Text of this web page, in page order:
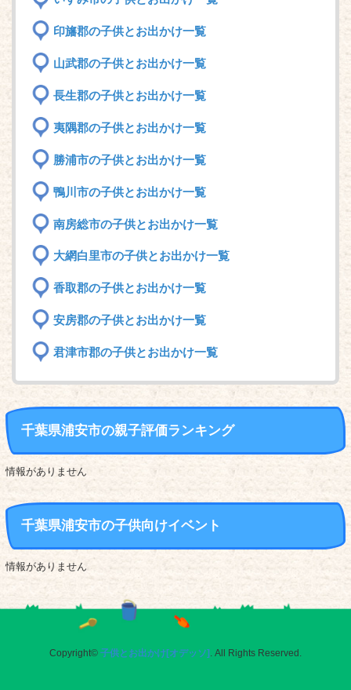
印旛郡の子供とお出かけ一覧
山武郡の子供とお出かけ一覧
長生郡の子供とお出かけ一覧
夷隅郡の子供とお出かけ一覧
勝浦市の子供とお出かけ一覧
鴨川市の子供とお出かけ一覧
南房総市の子供とお出かけ一覧
大網白里市の子供とお出かけ一覧
香取郡の子供とお出かけ一覧
安房郡の子供とお出かけ一覧
君津市郡の子供とお出かけ一覧
千葉県浦安市の親子評価ランキング
情報がありません
千葉県浦安市の子供向けイベント
情報がありません
Copyright© 子供とお出かけ[オデッソ] . All Rights Reserved.